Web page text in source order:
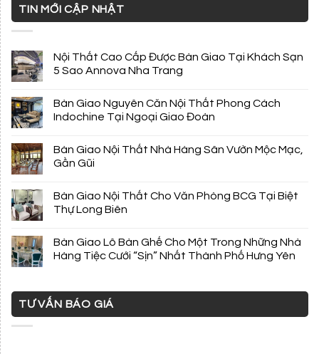
TIN MỚI CẬP NHẬT
Nội Thất Cao Cấp Được Bàn Giao Tại Khách Sạn
5 Sao Annova Nha Trang
Bàn Giao Nguyên Căn Nội Thất Phong Cách
Indochine Tại Ngoại Giao Đoàn
Bàn Giao Nội Thất Nhà Hàng Sân Vườn Mộc Mạc,
Gần Gũi
Bàn Giao Nội Thất Cho Văn Phòng BCG Tại Biệt
Thự Long Biên
Bàn Giao Lô Bàn Ghế Cho Một Trong Những Nhà
Hàng Tiệc Cưới “Sịn” Nhất Thành Phố Hưng Yên
TƯ VẤN BÁO GIÁ